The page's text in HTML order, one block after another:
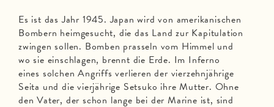
Es ist das Jahr 1945. Japan wird von amerikanischen
Bombern heimgesucht, die das Land zur Kapitulation
zwingen sollen. Bomben prasseln vom Himmel und
wo sie einschlagen, brennt die Erde. Im Inferno
eines solchen Angriffs verlieren der vierzehnjährige
Seita und die vierjährige Setsuko ihre Mutter. Ohne
den Vater, der schon lange bei der Marine ist, sind